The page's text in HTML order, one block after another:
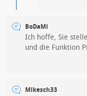
BoDaMi
Ich hoffe, Sie
und die Funktion
Mikesch33